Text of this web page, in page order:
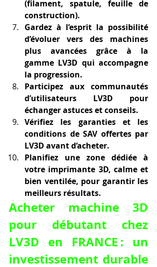
(filament, spatule, feuille de
construction).
Gardez à l’esprit la possibilité
d’évoluer vers des machines
plus avancées grâce à la
gamme LV3D qui accompagne
la progression.
Participez aux communautés
d’utilisateurs LV3D pour
échanger astuces et conseils.
Vérifiez les garanties et les
conditions de SAV offertes par
LV3D avant d’acheter.
Planifiez une zone dédiée à
votre imprimante 3D, calme et
bien ventilée, pour garantir les
meilleurs résultats.
Acheter machine 3D
pour débutant chez
LV3D en FRANCE : un
investissement durable